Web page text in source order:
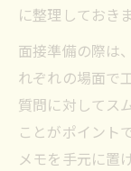
面接
理
茨木
保育士
に整理しておき
面接準備の際は
れぞれの場面で
質問に対してス
ことがポイント
メモを手元に置